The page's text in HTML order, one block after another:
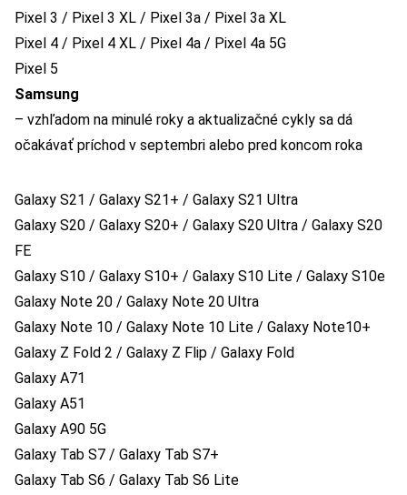
Pixel 3 / Pixel 3 XL / Pixel 3a / Pixel 3a XL
Pixel 4 / Pixel 4 XL / Pixel 4a / Pixel 4a 5G
Pixel 5
Samsung
– vzhľadom na minulé roky a aktualizačné cykly sa dá
očakávať príchod v septembri alebo pred koncom roka
Galaxy S21 / Galaxy S21+ / Galaxy S21 Ultra
Galaxy S20 / Galaxy S20+ / Galaxy S20 Ultra / Galaxy S20
FE
Galaxy S10 / Galaxy S10+ / Galaxy S10 Lite / Galaxy S10e
Galaxy Note 20 / Galaxy Note 20 Ultra
Galaxy Note 10 / Galaxy Note 10 Lite / Galaxy Note10+
Galaxy Z Fold 2 / Galaxy Z Flip / Galaxy Fold
Galaxy A71
Galaxy A51
Galaxy A90 5G
Galaxy Tab S7 / Galaxy Tab S7+
Galaxy Tab S6 / Galaxy Tab S6 Lite